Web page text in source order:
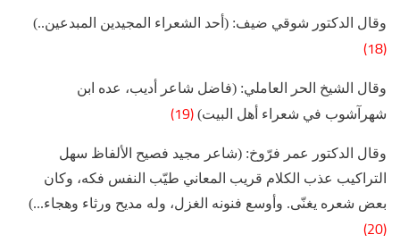
وقال الدكتور شوقي ضيف: (أحد الشعراء المجيدين المبدعين..)
(18)
وقال الشيخ الحر العاملي: (‏فاضل شاعر أديب، عده ابن
شهرآشوب في شعراء أهل البيت) (19)
وقال الدكتور عمر فرّوخ: (شاعر مجيد فصيح الألفاظ سهل
التراكيب عذب الكلام قريب المعاني طيّب النفس فكه، وكان
بعض شعره يغنّى. وأوسع فنونه الغزل، وله مديح ورثاء وهجاء...)
(20)